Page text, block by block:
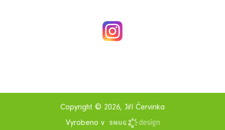
Copyright © 2026, Jiří Červinka
Vyrobeno v